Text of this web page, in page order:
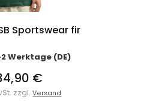
Sportswear fir
Werktage (DE)
€
zzgl.Versand